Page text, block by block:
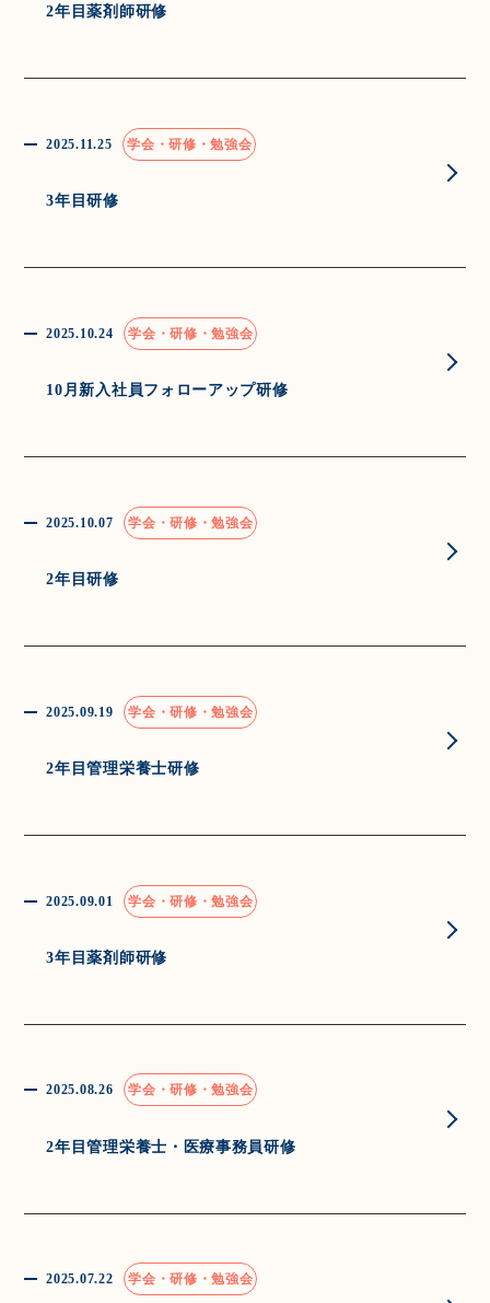
2年目薬剤師研修
2025.11.25 学会・研修・勉強会
3年目研修
2025.10.24 学会・研修・勉強会
10月新入社員フォローアップ研修
2025.10.07 学会・研修・勉強会
2年目研修
2025.09.19 学会・研修・勉強会
2年目管理栄養士研修
2025.09.01 学会・研修・勉強会
3年目薬剤師研修
2025.08.26 学会・研修・勉強会
2年目管理栄養士・医療事務員研修
2025.07.22 学会・研修・勉強会